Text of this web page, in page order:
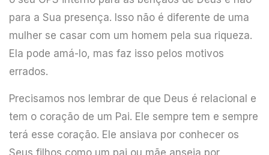
para a Sua presença. Isso não é diferente de uma
mulher se casar com um homem pela sua riqueza.
Ela pode amá-lo, mas faz isso pelos motivos
errados.
Precisamos nos lembrar de que Deus é relacional e
tem o coração de um Pai. Ele sempre tem e sempre
terá esse coração. Ele ansiava por conhecer os
Seus filhos como um pai ou mãe anseia por